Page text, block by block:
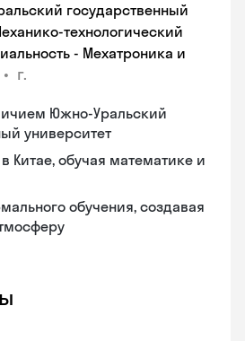
государственный
технологический
- Мехатроника и
• г.
Южно-Уральский
университет
Китае, обучая математике и
обучения, создавая